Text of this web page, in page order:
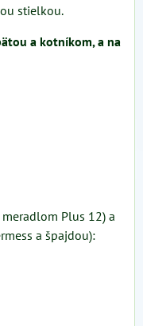
stielkou.
a kotníkom, a na
Plus 12) a
a špajdou):